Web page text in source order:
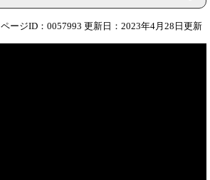
ページID：0057993 更新日：2023年4月28日更新